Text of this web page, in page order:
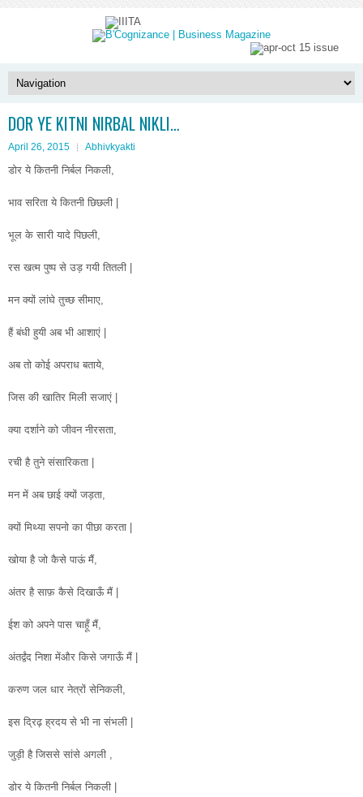
DOR YE KITNI NIRBAL NIKLI…
April 26, 2015 Abhivkyakti
डोर ये कितनी निर्बल निकली,
भाव सरिता ये कितनी छिछली |
भूल के सारी यादे पिछली,
रस खत्म पुष्प से उड़ गयी तितली |
मन क्यों लांघे तुच्छ सीमाए,
हैं बंधी हुयी अब भी आशाएं |
अब तो कोई अपराध बताये,
जिस की खातिर मिली सजाएं |
क्या दर्शाने को जीवन नीरसता,
रची है तुने संसारिकता |
मन में अब छाई क्यों जड़ता,
क्यों मिथ्या सपनो का पीछा करता |
खोया है जो कैसे पाऊं मैं,
अंतर है साफ़ कैसे दिखाऊँ मैं |
ईश को अपने पास चाहूँ मैं,
अंतर्द्वंद निशा मेंऔर किसे जगाऊँ मैं |
करुण जल धार नेत्रों सेनिकली,
इस द्रिढ़ ह्रदय से भी ना संभली |
जुड़ी है जिससे सांसे अगली ,
डोर ये कितनी निर्बल निकली |